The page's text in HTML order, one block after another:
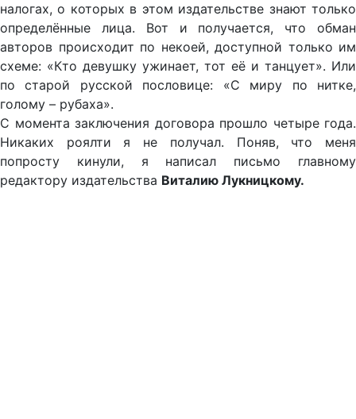
налогах, о которых в этом издательстве знают только
определённые лица. Вот и получается, что обман
авторов происходит по некоей, доступной только им
схеме: «Кто девушку ужинает, тот её и танцует». Или
по старой русской пословице: «С миру по нитке,
голому – рубаха».
С момента заключения договора прошло четыре года.
Никаких роялти я не получал. Поняв, что меня
попросту кинули, я написал письмо главному
редактору издательства Виталию Лукницкому.